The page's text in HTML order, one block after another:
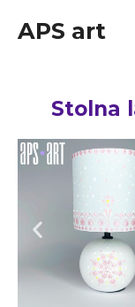
APS art
Stolna